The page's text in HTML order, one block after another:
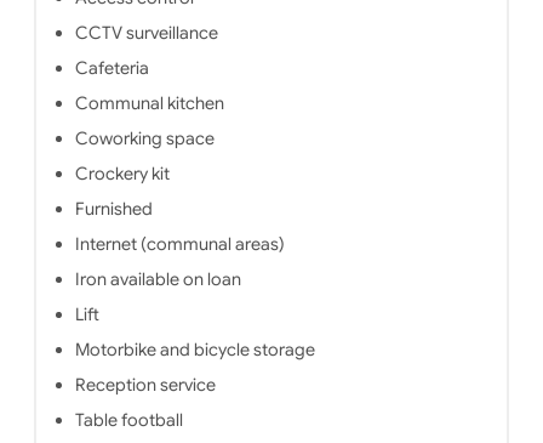
socket A laundry room with washing
machine and tumble dryer in common
Vacuum cleaner and iron All apartments
are eligible for aids CAF and rents
include all charges, fees vary depending
on the length of stay, you do not care,
CCTV surveillance
Cafeteria
Communal kitchen
Coworking space
Crockery kit
Furnished
Internet (communal areas)
Iron available on loan
Lift
Motorbike and bicycle storage
Reception service
Table football